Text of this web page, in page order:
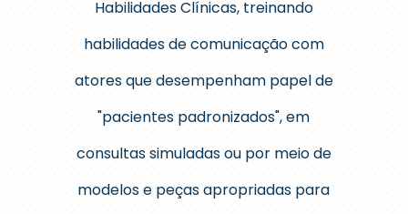
Habilidades Clínicas, treinando
habilidades de comunicação com
atores que desempenham papel de
"pacientes padronizados", em
consultas simuladas ou por meio de
modelos e peças apropriadas para